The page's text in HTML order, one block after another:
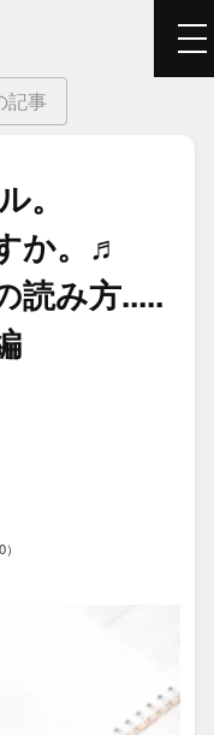
記事
。​
か。​♬
読み方​.....